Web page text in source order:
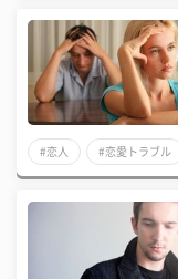
#恋人 #恋愛トラブル